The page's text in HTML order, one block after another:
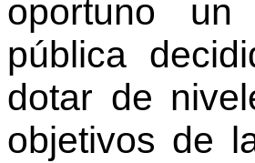
oportuno
pública
dotar de
objetivos de